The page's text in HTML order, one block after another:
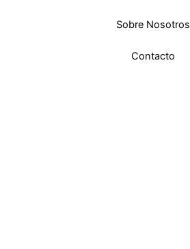
Sobre Nosotros
Contacto